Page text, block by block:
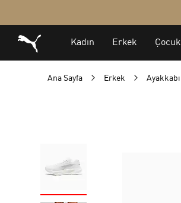
Ana Sayfa Erkek Ayakkabı